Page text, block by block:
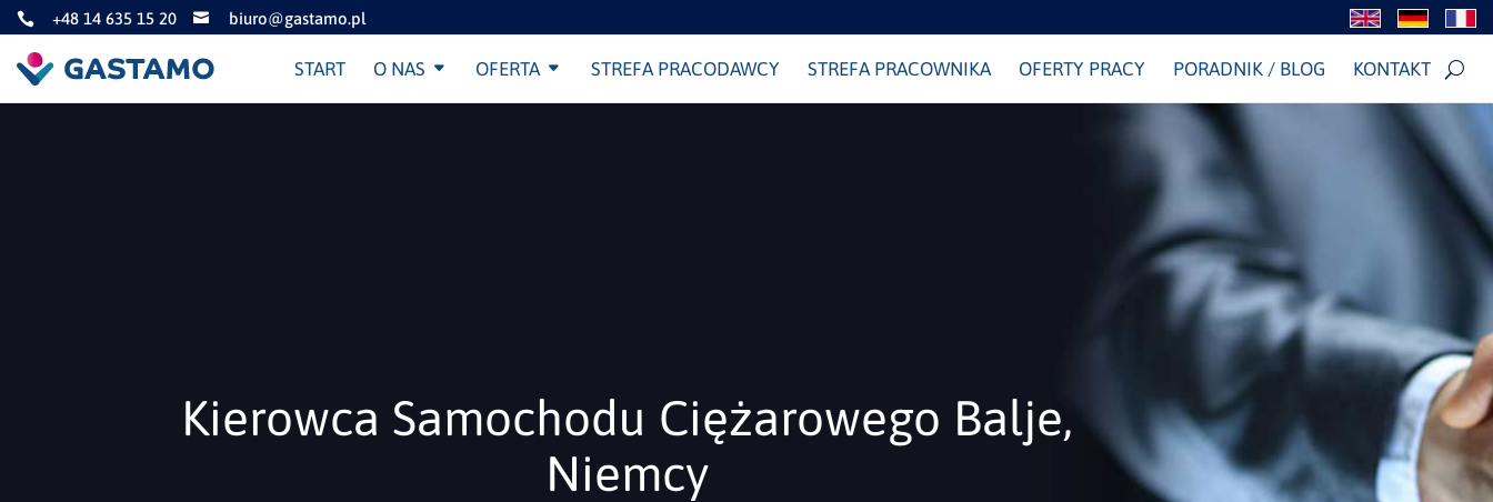
 +48 14 635 15 20  biuro@gastamo.pl
START O NAS OFERTA STREFA PRACODAWCY STREFA PRACOWNIKA OFERTY PRACY PORADNIK / BLOG KONTAKT
Kierowca Samochodu Ciężarowego Balje,
Niemcy